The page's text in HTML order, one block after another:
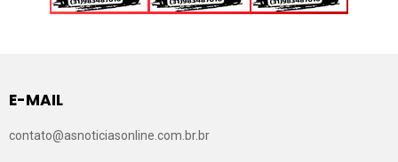
E-MAIL
contato@asnoticiasonline.com.br.br